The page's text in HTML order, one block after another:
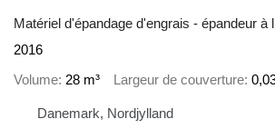
Matériel d'épandage d'engrais - épandeur à
2016
Volume 28 m³ Largeur de couverture
Danemark, Nordjylland